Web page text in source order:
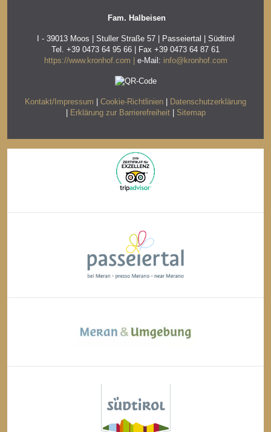
Fam. Halbeisen
I - 39013 Moos | Stuller Straße 57 | Passeiertal | Südtirol
Tel. +39 0473 64 95 66 | Fax +39 0473 64 87 61
https://www.kronhof.com | e-Mail: info@kronhof.com
Kontakt/Impressum Cookie-Richtlinien
Datenschutzerklärung
Erklärung zur Barrierefreiheit| Sitemap